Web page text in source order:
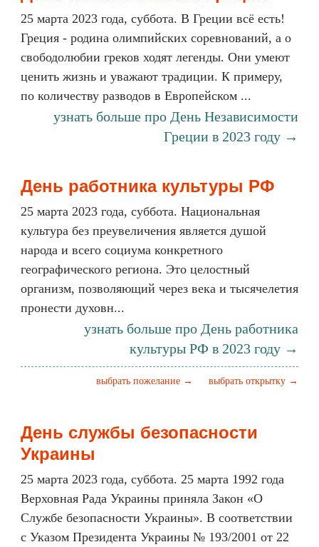
25 марта 2023 года, суббота. В Греции всё есть!
Греция - родина олимпийских соревнований, а о
свободолюбии греков ходят легенды. Они умеют
ценить жизнь и уважают традиции. К примеру,
по количеству разводов в Европейском ...
узнать больше про День Независимости
Греции в 2023 году →
День работника культуры РФ
25 марта 2023 года, суббота. Национальная
культура без преувеличения является душой
народа и всего социума конкретного
географического региона. Это целостный
организм, позволяющий через века и тысячелетия
пронести духовн...
узнать больше про День работника
культуры РФ в 2023 году →
выбрать открытку →
выбрать пожелание →
День службы безопасности
Украины
25 марта 2023 года, суббота. 25 марта 1992 года
Верховная Рада Украины приняла Закон «О
Службе безопасности Украины». В соответствии
с Указом Президента Украины № 193/2001 от 22